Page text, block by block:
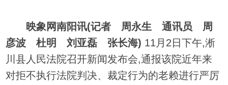
映象网南阳讯(记者 周永生 通讯员 周
彦波 杜明 刘亚磊 张长海) 11月2日下午,淅
川县人民法院召开新闻发布会,通报该院近年来
对拒不执行法院判决、裁定行为的老赖进行严厉